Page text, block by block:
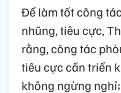
Để làm tốt công
nhũng, tiêu cực,
rằng, công tác
tiêu cực cần triển
không ngừng